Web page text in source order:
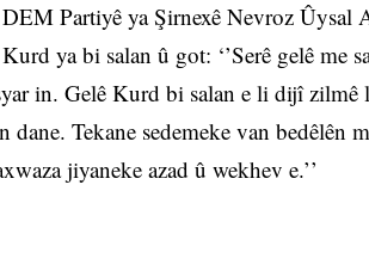
DEM Partiyê ya Şirnexê Nevroz Ûysal
ya bi salan û got: ‘’Serê gelê
in. Gelê Kurd bi salan e li dijî zilmê
dane. Tekane sedemeke van
jiyaneke azad û wekhev e.’’